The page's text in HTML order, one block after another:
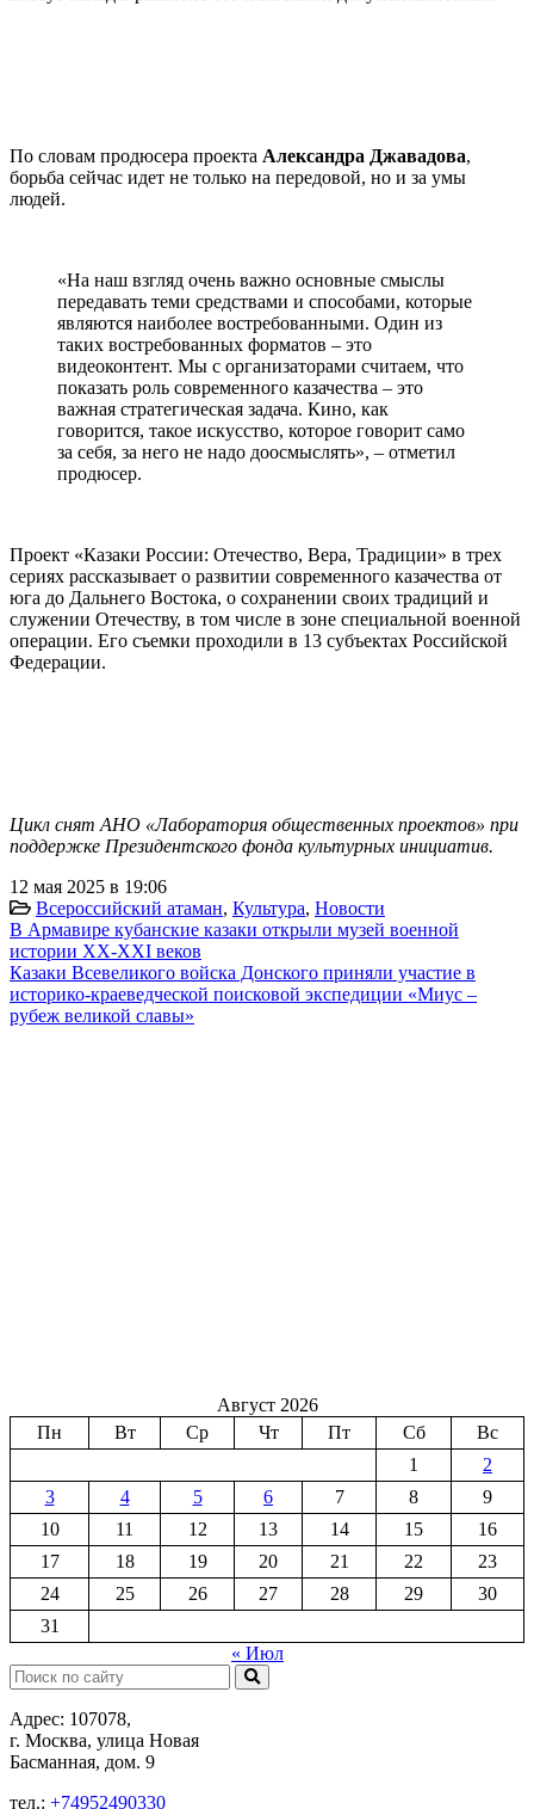
По словам продюсера проекта Александра Джавадова,
борьба сейчас идет не только на передовой, но и за умы
людей.
«На наш взгляд очень важно основные смыслы
передавать теми средствами и способами, которые
являются наиболее востребованными. Один из
таких востребованных форматов – это
видеоконтент. Мы с организаторами считаем, что
показать роль современного казачества – это
важная стратегическая задача. Кино, как
говорится, такое искусство, которое говорит само
за себя, за него не надо доосмыслять», – отметил
продюсер.
Проект «Казаки России: Отечество, Вера, Традиции» в трех
сериях рассказывает о развитии современного казачества от
юга до Дальнего Востока, о сохранении своих традиций и
служении Отечеству, в том числе в зоне специальной военной
операции. Его съемки проходили в 13 субъектах Российской
Федерации.
Цикл снят АНО «Лаборатория общественных проектов» при
поддержке Президентского фонда культурных инициатив.
12 мая 2025 в 19:06
Всероссийский атаман, Культура, Новости
В Армавире кубанские казаки открыли музей военной
истории XX-XXI веков
Казаки Всевеликого войска Донского приняли участие в
историко-краеведческой поисковой экспедиции «Миус –
рубеж великой славы»
Август 2026
Пн
Вт Ср Чт Пт Сб
Вс
1
2
3
4 5 6 7 8
9
10
11 12 13 14 15
16
17
18 19 20 21 22
23
24
25 26 27 28 29
30
31
« Июл
Поиск:
Адрес: 107078,
г. Москва, улица Новая
Басманная, дом. 9
тел.: +74952490330